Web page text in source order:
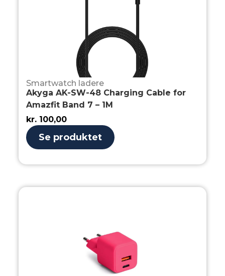
Smartwatch ladere
Akyga AK-SW-48 Charging Cable for
Amazfit Band 7 – 1M
kr. 100,00
Se produktet